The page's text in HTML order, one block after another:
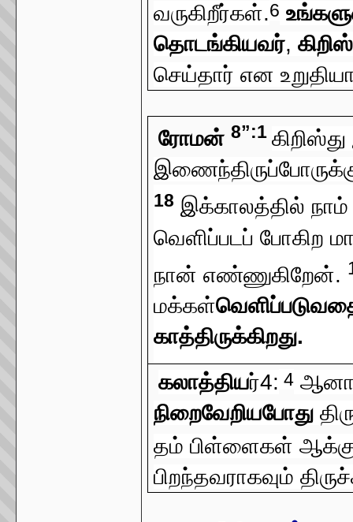
வருகிறீர்கள்.6
தொடங்கியவர்,
செய்தார் என
ரோமன்8”:1
18 இக்காலத்தில் நாம்
வெளிப்படப் போகிற
நான் எண்ணுகிறேன்.
மக்கள்
காத்திருக்கிறது.
கலாத்தியர்4: 4
நிறைவேறியபோது
தம் பிள்ளைகள்
பிறந்தவராகவும்